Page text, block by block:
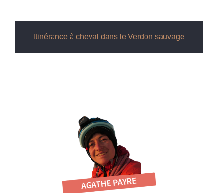
Itinérance à cheval dans le Verdon sauvage